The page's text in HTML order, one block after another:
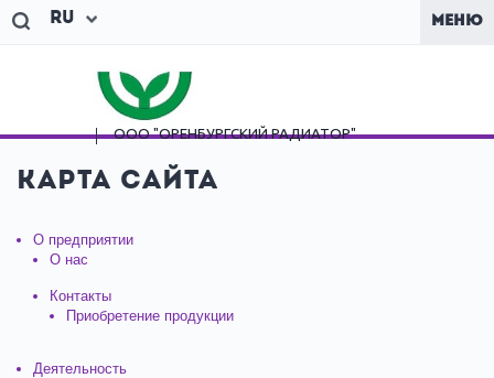
Ru МЕНЮ
ООО "ОРЕНБУРГСКИЙРАДИАТОР"
Карта сайта
О предприятии
О нас
Контакты
Приобретение продукции
Деятельность